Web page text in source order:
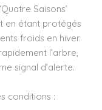
Saisons’
en étant protégés
froids en hiver.
l’arbre,
signal d’alerte.
conditions :